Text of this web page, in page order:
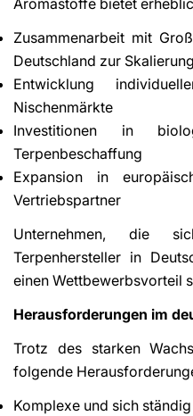
Zusammenarbeit mit
Deutschland zur Skalierung
Entwicklung
Nischenmärkte
Investitionen in
Terpenbeschaffung
Expansion in
Vertriebspartner
Unternehmen, die
Terpenhersteller in
einen Wettbewerbsvorteil
Herausforderungen im
Trotz des starken
folgende
Komplexe und sich